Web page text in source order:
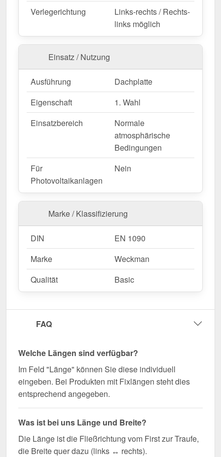
Jetzt Hochprofil TP104 | Dach bestellen – Schnell
geliefert & mit 10 Jahre Garantie!
Langlebig, wetterfest, individuell auf Maß – bestellen
Sie jetzt und profitieren Sie von schneller Lieferung!
Verlegerichtung
Links-rechts / Rechts-
links möglich
Einsatz / Nutzung
Ausführung
Dachplatte
Eigenschaft
1. Wahl
Einsatzbereich
Normale
atmosphärische
Bedingungen
Für
Photovoltaikanlagen
Nein
Marke / Klassifizierung
DIN
EN 1090
Marke
Weckman
Qualität
Basic
FAQ
Welche Längen sind verfügbar?
Im Feld "Länge" können Sie diese individuell
eingeben. Bei Produkten mit Fixlängen steht dies
entsprechend angegeben.
Was ist bei uns Länge und Breite?
Die Länge ist die Fließrichtung vom First zur Traufe,
die Breite quer dazu (links ↔ rechts).